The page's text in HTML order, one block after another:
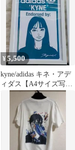
¥5,500
kyne/adidas キネ・アデ
ィダス【A4サイズ写真
ポスター額装付２点セ